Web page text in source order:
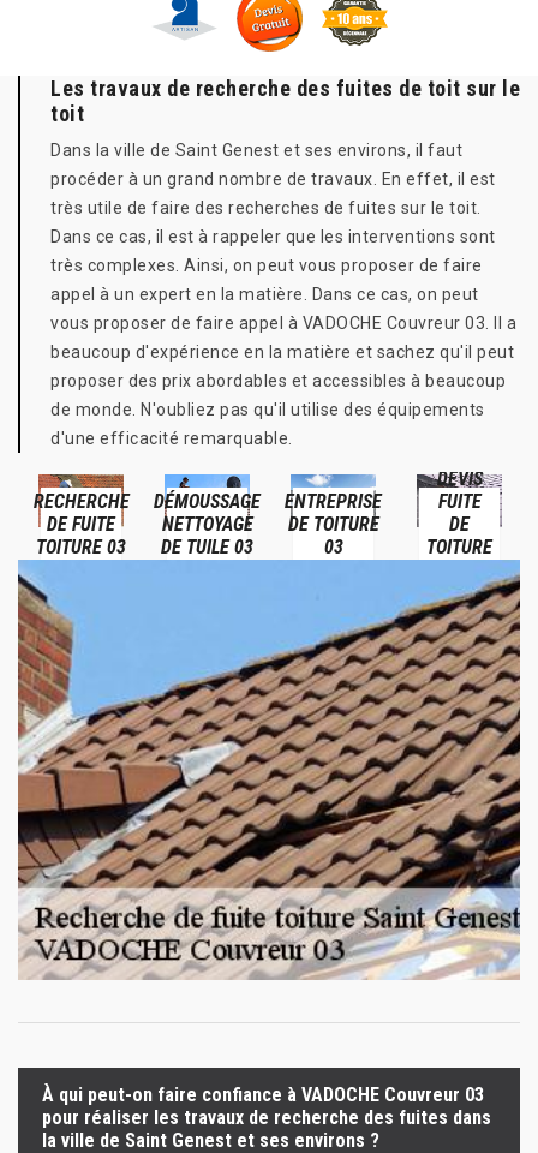
Les travaux de recherche des fuites de toit sur le
toit
Dans la ville de Saint Genest et ses environs, il faut
procéder à un grand nombre de travaux. En effet, il est
très utile de faire des recherches de fuites sur le toit.
Dans ce cas, il est à rappeler que les interventions sont
très complexes. Ainsi, on peut vous proposer de faire
appel à un expert en la matière. Dans ce cas, on peut
vous proposer de faire appel à VADOCHE Couvreur 03. Il a
beaucoup d'expérience en la matière et sachez qu'il peut
proposer des prix abordables et accessibles à beaucoup
de monde. N'oubliez pas qu'il utilise des équipements
d'une efficacité remarquable.
RECHERCHE
DE FUITE
TOITURE 03
DÉMOUSSAGE
NETTOYAGE
DE TUILE 03
ENTREPRISE
DE TOITURE
03
DEVIS
FUITE
DE
TOITURE
À qui peut-on faire confiance à VADOCHE Couvreur 03
pour réaliser les travaux de recherche des fuites dans
la ville de Saint Genest et ses environs ?